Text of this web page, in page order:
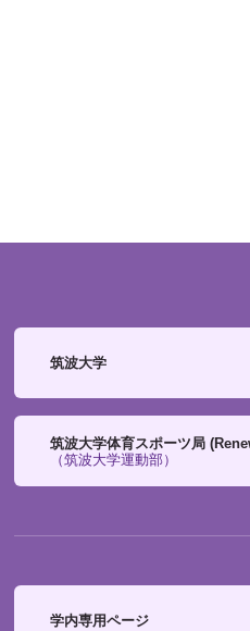
筑波大学
筑波大学体育スポーツ局
（筑波大学運動部）
学内専用ページ